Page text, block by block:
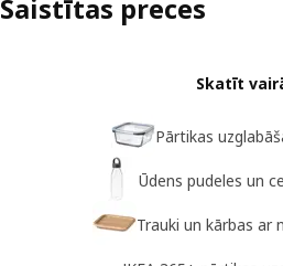
Saistītas preces
Skatīt
Pārtikas
Ūdens pudeles un
Trauki un kārbas ar